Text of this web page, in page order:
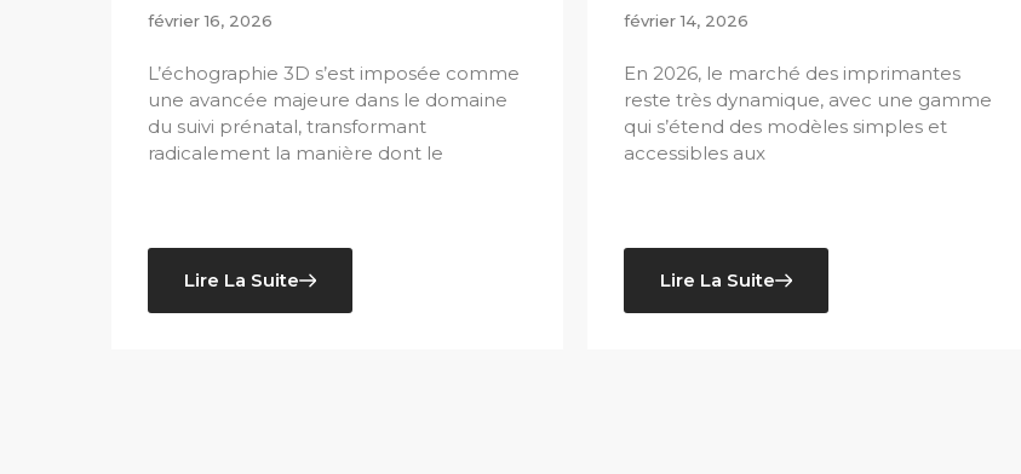
février 16, 2026
L’échographie 3D s’est imposée comme
une avancée majeure dans le domaine
du suivi prénatal, transformant
radicalement la manière dont le
Lire La Suite
février 14, 2026
En 2026, le marché des imprimantes
reste très dynamique, avec une gamme
qui s’étend des modèles simples et
accessibles aux
Lire La Suite